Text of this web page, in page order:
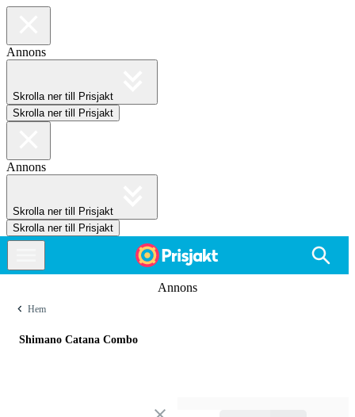
Annons
Skrolla ner till Prisjakt
Skrolla ner till Prisjakt
Annons
Skrolla ner till Prisjakt
Skrolla ner till Prisjakt
Annons
Hem
Shimano Catana Combo